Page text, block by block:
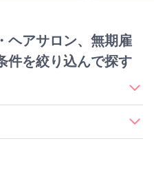
ヘアサロン、無期雇
件を絞り込んで探す